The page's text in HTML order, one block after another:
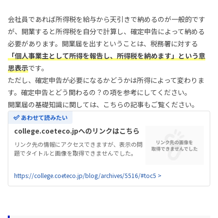
会社員であれば所得税を給与から天引きで納めるのが一般的です
が、開業すると所得税を自分で計算し、確定申告によって納める
必要があります。開業届を出すということは、税務署に対する
「個人事業主として所得を報告し、所得税を納めます」という意
思表示です。
ただし、確定申告が必要になるかどうかは所得によって変わりま
す。確定申告とどう関わるの？の項を参考にしてください。
開業届の基礎知識に関しては、こちらの記事もご覧ください。
あわせて読みたい
college.coeteco.jpへのリンクはこちら
リンク先の情報にアクセスできますが、表示の問
題でタイトルと画像を取得できませんでした。
https://college.coeteco.jp/blog/archives/5516/#toc5 >